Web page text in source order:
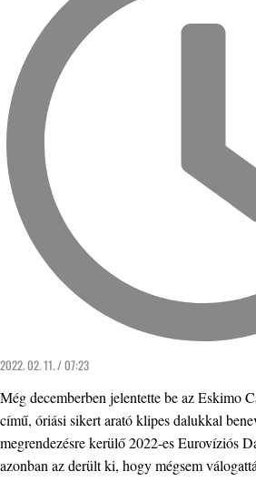
2022. 02. 11. / 07:23
Még decemberben jelentette be az Eskimo
című, óriási sikert arató klipes dalukkal
megrendezésre kerülő 2022-es Eurovíziós
azonban az derült ki, hogy mégsem